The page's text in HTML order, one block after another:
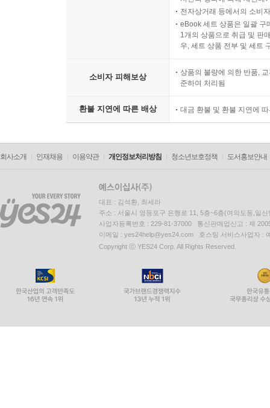
전자상거래 등에서의 소비
eBook 세트 상품은 일괄 구
1개의 상품으로 취급 및 판
우, 세트 상품 전부 및 세트
소비자 피해보상
상품의 불량에 의한 반품,
준하여 처리됨
환불 지연에 따른 배상 대금 환불 및 환불 지연에
회사소개 인재채용 이용약관 개인정보처리방침 청소년보호정책 도서홍보안내
대표 : 김석환, 최세라
주소 : 서울시 영등포구 은행로 11, 5층~6층(여의도동,일신
사업자등록번호 : 229-81-37000 통신판매업신고 : 제
이메일 : yes24help@yes24.com 호스팅 서비스사업자 :
Copyright ⓒ YES24 Corp. All Rights Reserved.